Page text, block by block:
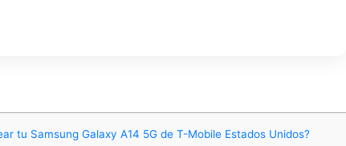
tu Samsung Galaxy A14 5G de T-Mobile Estados Unidos?